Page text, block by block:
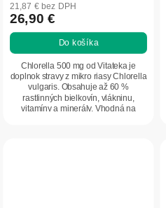
21,87 € bez DPH
26,90 €
Do košíka
Chlorella 500 mg od Vitateka je
doplnok stravy z mikro riasy Chlorella
vulgaris. Obsahuje až 60 %
rastlinných bielkovín, vlákninu,
vitamíny a minerály. Vhodná na